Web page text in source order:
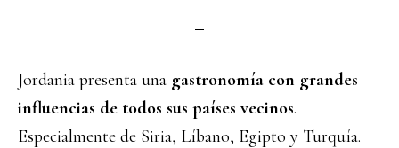
Jordania presenta una gastronomía con grandes
influencias de todos sus países vecinos.
Especialmente de Siria, Líbano, Egipto y Turquía.